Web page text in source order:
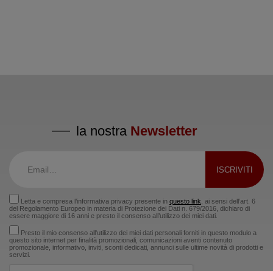
la nostra Newsletter
Letta e compresa l’informativa privacy presente in questo link , ai sensi dell’art. 6
del Regolamento Europeo in materia di Protezione dei Dati n. 679/2016, dichiaro di
essere maggiore di 16 anni e presto il consenso all’utilizzo dei miei dati.
Presto il mio consenso all'utilizzo dei miei dati personali forniti in questo modulo a
questo sito internet per finalità promozionali, comunicazioni aventi contenuto
promozionale, informativo, inviti, sconti dedicati, annunci sulle ultime novità di prodotti e
servizi.